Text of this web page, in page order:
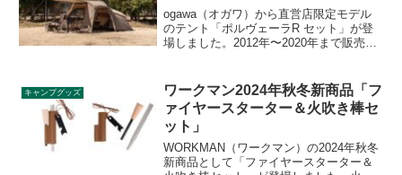
ogawa（オガワ）から直営店限定モデル
のテント「ポルヴェーラR セット」が登
場しました。2012年〜2020年まで販売さ
ジュカラーで登場します。詳細をレビュ
ーします。
キャンプグッズ
ワークマン2024年秋冬新商品「フ
ァイヤースターター＆火吹き棒セ
ット」
WORKMAN（ワークマン）の2024年秋冬
新商品として「ファイヤースターター＆